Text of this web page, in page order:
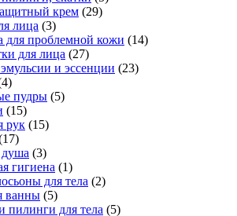
крем (29)
лица (3)
для проблемной кожи (14)
для лица (27)
и эссенции (23)
пудры (5)
(15)
рук (15)
душа (3)
гигиена (1)
для тела (2)
ванны (5)
пилинги для тела (5)